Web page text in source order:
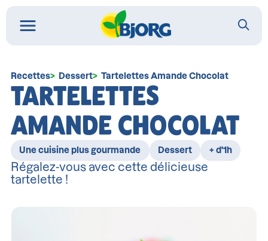
Recettes Dessert Tartelettes Amande Chocolat
TARTELETTES
AMANDE CHOCOLAT
Une cuisine plus gourmande Dessert + d'1h
Régalez-vous avec cette délicieuse
tartelette !